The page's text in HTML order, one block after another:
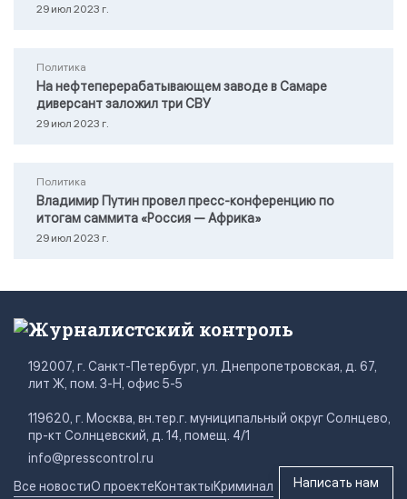
29 июл 2023 г.
Политика
На нефтеперерабатывающем заводе в Самаре
диверсант заложил три СВУ
29 июл 2023 г.
Политика
Владимир Путин провел пресс-конференцию по
итогам саммита «Россия — Африка»
29 июл 2023 г.
Журналистский контроль
192007, г. Санкт-Петербург, ул. Днепропетровская, д. 67,
лит Ж, пом. 3-Н, офис 5-5
119620, г. Москва, вн.тер.г. муниципальный округ Солнцево,
пр-кт Солнцевский, д. 14, помещ. 4/1
info@presscontrol.ru
Все новостиО проектеКонтактыКриминал Написать нам